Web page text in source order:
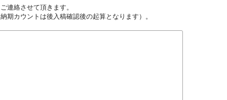
連絡させて頂きます。
期カウントは後入稿確認後の起算となります）。